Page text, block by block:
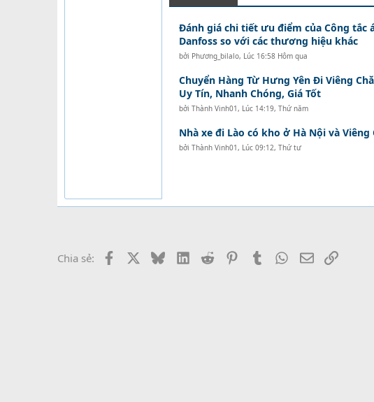
Đánh giá chi tiết ưu điểm của Công tắc
Danfoss so với các thương hiệu khác
bởi Phương_bilalo, Lúc 16:58 Hôm qua
Chuyển Hàng Từ Hưng Yên Đi Viêng
Uy Tín, Nhanh Chóng, Giá Tốt
bởi Thành Vinh01, Lúc 14:19, Thứ năm
Nhà xe đi Lào có kho ở Hà Nội và Viêng
bởi Thành Vinh01, Lúc 09:12, Thứ tư
Chia sẻ: Facebook BlueskyLinkedIn
Reddit PinterestTumblr WhatsApp
EmailLink